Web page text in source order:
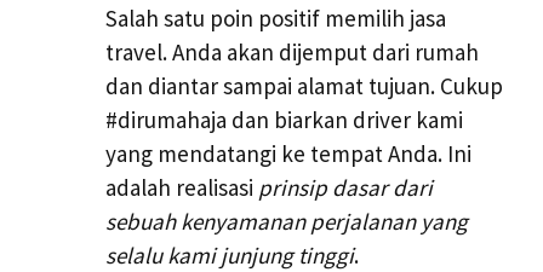
Salah satu poin positif memilih jasa
travel. Anda akan dijemput dari rumah
dan diantar sampai alamat tujuan. Cukup
#dirumahaja dan biarkan driver kami
yang mendatangi ke tempat Anda. Ini
adalah realisasi prinsip dasar dari
sebuah kenyamanan perjalanan yang
selalu kami junjung tinggi.